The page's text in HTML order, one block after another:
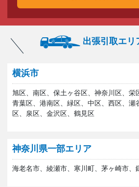
出張引取エリ
横浜市
旭区、南区、保土ヶ谷区、神奈川区、栄
青葉区、港南区、緑区、中区、西区、瀬
区、泉区、金沢区、鶴見区
神奈川県一部エリア
海老名市、綾瀬市、寒川町、茅ヶ崎市、